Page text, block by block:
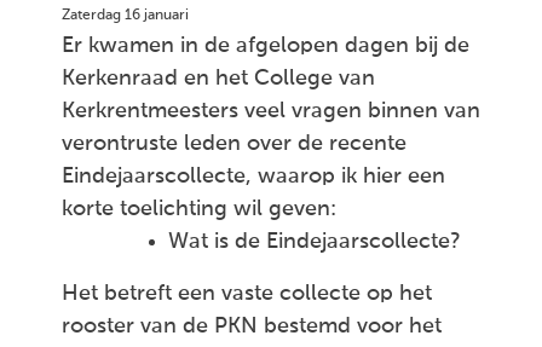
Zaterdag 16 januari
Er kwamen in de afgelopen dagen bij de
Kerkenraad en het College van
Kerkrentmeesters veel vragen binnen van
verontruste leden over de recente
Eindejaarscollecte, waarop ik hier een
korte toelichting wil geven:
Wat is de Eindejaarscollecte?
Het betreft een vaste collecte op het
rooster van de PKN bestemd voor het